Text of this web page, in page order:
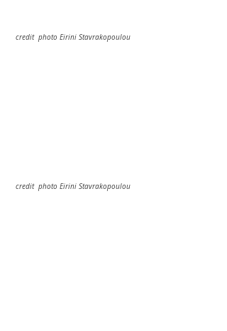
credit  photo Eirini Stavrakopoulou
credit  photo Eirini Stavrakopoulou